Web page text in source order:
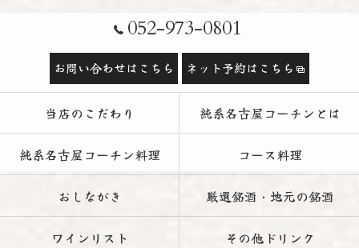
052-973-0801
お問い合わせはこちら ネット予約はこちら
当店のこだわり 純系名古屋コーチンとは
純系名古屋コーチン料理 コース料理
おしながき 厳選銘酒・地元の銘酒
ワインリスト その他ドリンク